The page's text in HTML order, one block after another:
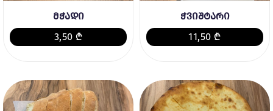
მჭადი
3,50 ₾
ჭვიშტარი
11,50 ₾